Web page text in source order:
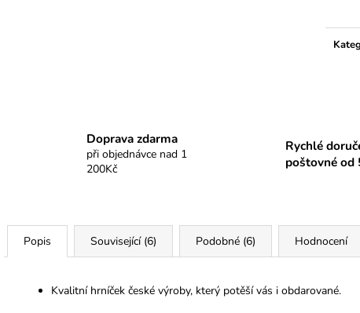
Doprava zdarma
při objednávce nad 1
200Kč
Rychlé
poštovné od
Popis Související (6) Podobné (6) Hodnocení
Kvalitní hrníček české výroby, který potěší vás i obdarované.